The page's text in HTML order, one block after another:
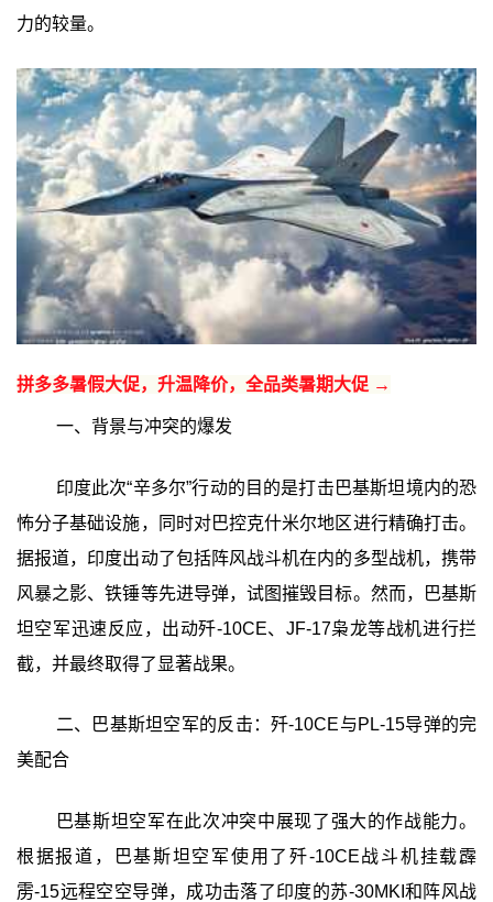
力的较量。
拼多多暑假大促，升温降价，全品类暑期大促 →
一、背景与冲突的爆发
印度此次“辛多尔”行动的目的是打击巴基斯坦境内的恐
怖分子基础设施，同时对巴控克什米尔地区进行精确打击。
据报道，印度出动了包括阵风战斗机在内的多型战机，携带
风暴之影、铁锤等先进导弹，试图摧毁目标。然而，巴基斯
坦空军迅速反应，出动歼-10CE、JF-17枭龙等战机进行拦
截，并最终取得了显著战果。
二、巴基斯坦空军的反击：歼-10CE与PL-15导弹的完
美配合
巴基斯坦空军在此次冲突中展现了强大的作战能力。
根据报道，巴基斯坦空军使用了歼-10CE战斗机挂载霹
雳-15远程空空导弹，成功击落了印度的苏-30MKI和阵风战